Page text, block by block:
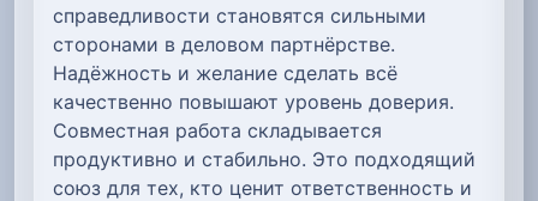
справедливости становятся сильными
сторонами в деловом партнёрстве.
Надёжность и желание сделать всё
качественно повышают уровень доверия.
Совместная работа складывается
продуктивно и стабильно. Это подходящий
союз для тех, кто ценит ответственность и